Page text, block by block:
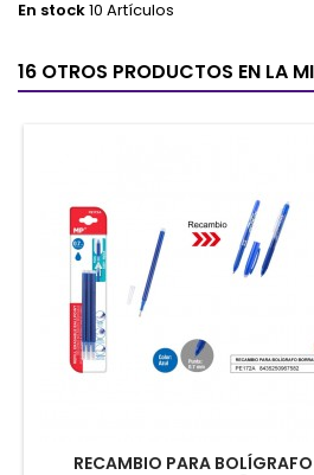
En stock10 Artículos
16 OTROS PRODUCTOS EN LA
RECAMBIO PARA BOLÍGRAFO